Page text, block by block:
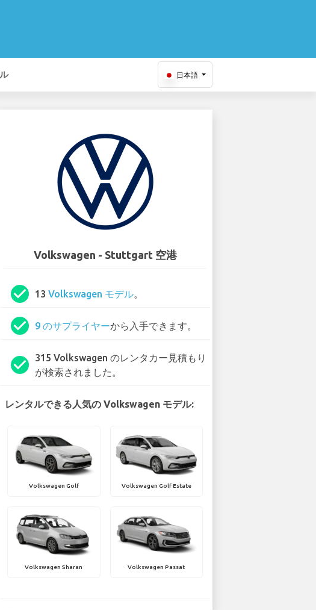
日本語
Volkswagen - Stuttgart 空港
check_circle 13Volkswagen モデル。
check_circle 9 のサプライヤーから入手できます。
check_circle
315 Volkswagen のレンタカー見積もり
が検索されました。
レンタルできる人気の Volkswagen モデル:
Volkswagen Golf Volkswagen Golf Estate
Volkswagen Sharan Volkswagen Passat